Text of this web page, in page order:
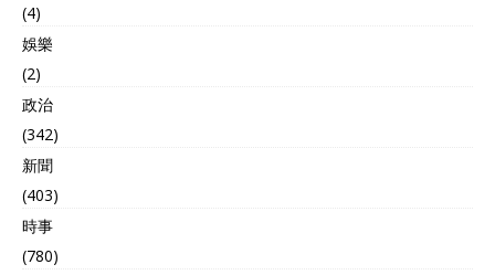
(4)
娛樂
(2)
政治
(342)
新聞
(403)
時事
(780)